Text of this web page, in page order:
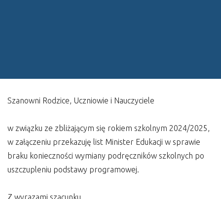
Szanowni Rodzice, Uczniowie i Nauczyciele
w związku ze zbliżającym się rokiem szkolnym 2024/2025,
w załączeniu przekazuję list Minister Edukacji w sprawie
braku konieczności wymiany podręczników szkolnych po
uszczupleniu podstawy programowej.
Z wyrazami szacunku